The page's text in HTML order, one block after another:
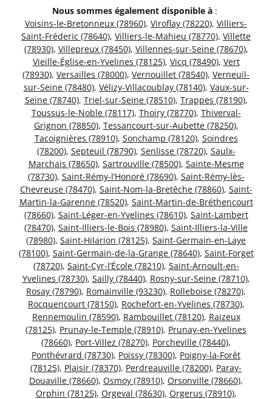
Nous sommes également disponible à :
Voisins-le-Bretonneux (78960), Viroflay (78220), Villiers-
Saint-Fréderic (78640), Villiers-le-Mahieu (78770), Villette
(78930), Villepreux (78450), Villennes-sur-Seine (78670),
Vieille-Église-en-Yvelines (78125), Vicq (78490), Vert
(78930), Versailles (78000), Vernouillet (78540), Verneuil-
sur-Seine (78480), Vélizy-Villacoublay (78140), Vaux-sur-
Seine (78740), Triel-sur-Seine (78510), Trappes (78190),
Toussus-le-Noble (78117), Thoiry (78770), Thiverval-
Grignon (78850), Tessancourt-sur-Aubette (78250),
Tacoignières (78910), Sonchamp (78120), Soindres
(78200), Septeuil (78790), Senlisse (78720), Saulx-
Marchais (78650), Sartrouville (78500), Sainte-Mesme
(78730), Saint-Rémy-l’Honoré (78690), Saint-Rémy-lès-
Chevreuse (78470), Saint-Nom-la-Bretêche (78860), Saint-
Martin-la-Garenne (78520), Saint-Martin-de-Bréthencourt
(78660), Saint-Léger-en-Yvelines (78610), Saint-Lambert
(78470), Saint-Illiers-le-Bois (78980), Saint-Illiers-la-Ville
(78980), Saint-Hilarion (78125), Saint-Germain-en-Laye
(78100), Saint-Germain-de-la-Grange (78640), Saint-Forget
(78720), Saint-Cyr-l’École (78210), Saint-Arnoult-en-
Yvelines (78730), Sailly (78440), Rosny-sur-Seine (78710),
Rosay (78790), Romainville (93230), Rolleboise (78270),
Rocquencourt (78150), Rochefort-en-Yvelines (78730),
Rennemoulin (78590), Rambouillet (78120), Raizeux
(78125), Prunay-le-Temple (78910), Prunay-en-Yvelines
(78660), Port-Villez (78270), Porcheville (78440),
Ponthévrard (78730), Poissy (78300), Poigny-la-Forêt
(78125), Plaisir (78370), Perdreauville (78200), Paray-
Douaville (78660), Osmoy (78910), Orsonville (78660),
Orphin (78125), Orgeval (78630), Orgerus (78910),